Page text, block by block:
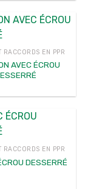
RACCORDS EN PPR
AVEC ÉCROU
RACCORDS EN PPR
DESSERRÉ